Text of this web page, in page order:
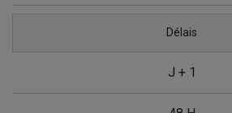
Délais
J + 1